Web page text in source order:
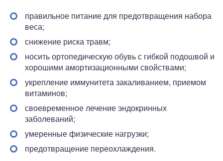
правильное питание для предотвращения набора
веса;
снижение риска травм;
носить ортопедическую обувь с гибкой подошвой и
хорошими амортизационными свойствами;
укрепление иммунитета закаливанием, приемом
витаминов;
своевременное лечение эндокринных
заболеваний;
умеренные физические нагрузки;
предотвращение переохлаждения.